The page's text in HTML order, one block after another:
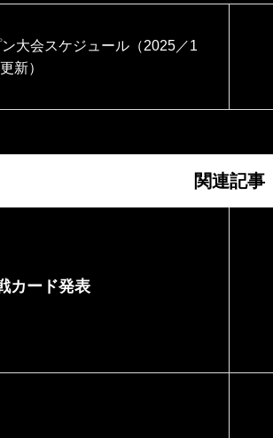
大会スケジュール（2025／1
新）
関連記事
カード発表